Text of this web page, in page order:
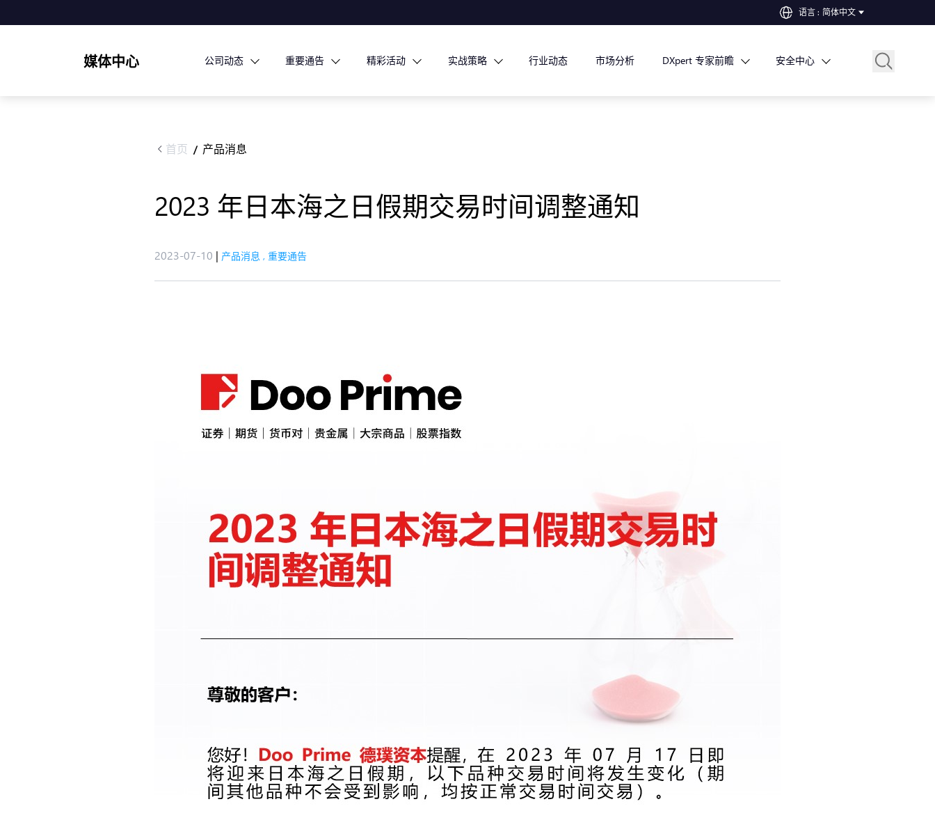
语言 : 简体中文
媒体中心 公司动态 重要通告 精彩活动 实战策略 行业动态 市场分析 DXpert 专家前瞻 安全中心
首页 / 产品消息
2023 年日本海之日假期交易时间调整通知
2023-07-10 | 产品消息 , 重要通告